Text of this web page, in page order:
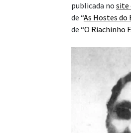
publicada no site
de “As Hostes do
de “O Riachinho